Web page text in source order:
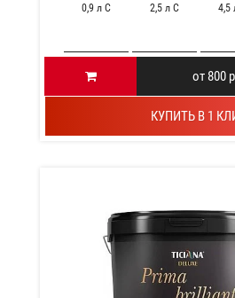
0,9 л C 2,5 л C 4,5
от 800
КУПИТЬ В 1